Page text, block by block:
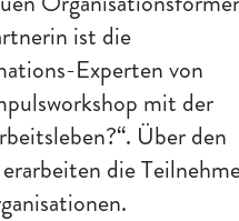
ist die
Experten von
mit der
Über den
die